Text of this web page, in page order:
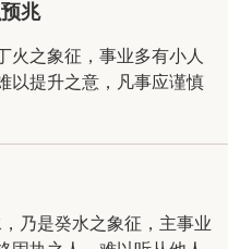
兆
火之象征，事业多有小人
以提升之意，凡事应谨慎
乃是癸水之象征，主事业